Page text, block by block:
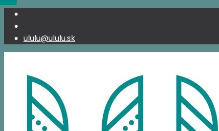
ululu@ululu.sk